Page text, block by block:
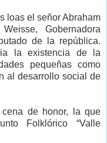
loas el señor Abraham
Gobernadora
de la república.
la existencia de la
pequeñas como
al desarrollo social de
cena de honor, la que
Folklórico “Valle